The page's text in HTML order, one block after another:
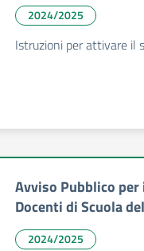
2024/2025
Istruzioni per attivare il
Avviso Pubblico
Docenti di Scuola
2024/2025